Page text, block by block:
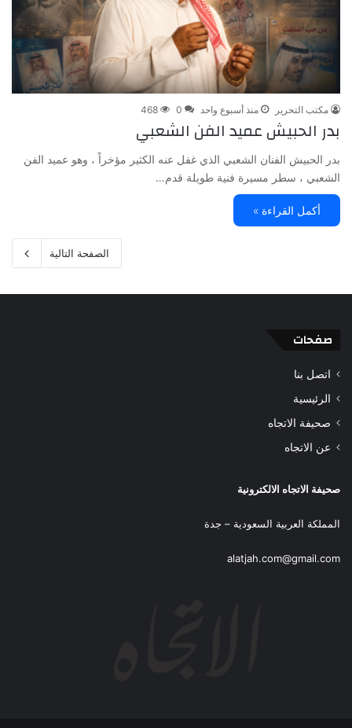
مكتب التحرير منذ أسبوع واحد 0
468
بدر الحبيش عميد الفن الشعبي
بدر الحبيش الفنان الشعبي الذي غفل عنه الكثير مؤخراً ، وهو عميد الفن
الشعبي ، سطر مسيرة فنية طويلة قدم…
أكمل القراءة »
الصفحة التالية
صفحات
اتصل بنا
الرئيسية
صحيفة الاتجاه
عن الاتجاه
صحيفة الاتجاه الالكترونية
المملكة العربية السعودية – جدة
alatjah.com@gmail.com